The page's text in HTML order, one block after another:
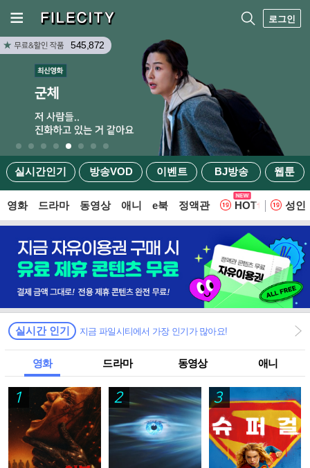
로그인
실시간인기 방송VOD 이벤트 BJ방송 웹툰
545,872
영화 드라마 동영상 애니 e북 정액관 HOT 웹
성인
실시간 인기 지금 파일시티에서 가장 인기가 많아요!
영화 드라마 동영상 애니
1 2 3